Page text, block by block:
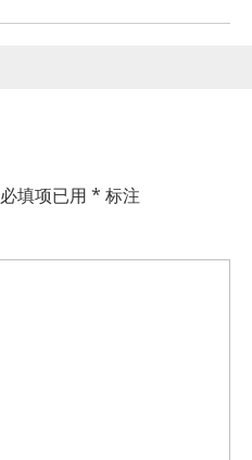
必填项已用 * 标注